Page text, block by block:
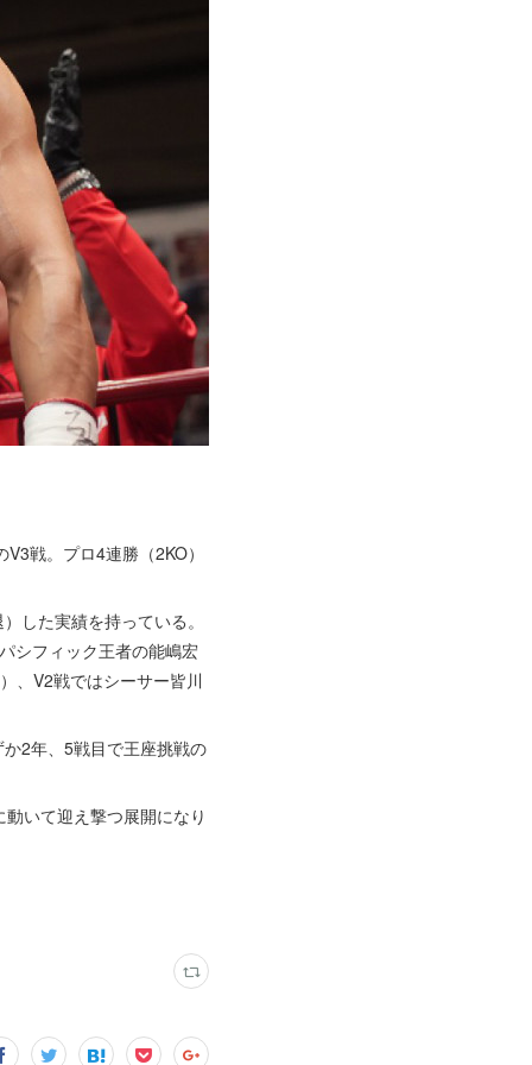
戦。プロ4連勝（2KO）
した実績を持っている。
シフィック王者の能嶋宏
、V2戦ではシーサー皆川
2年、5戦目で王座挑戦の
いて迎え撃つ展開になり